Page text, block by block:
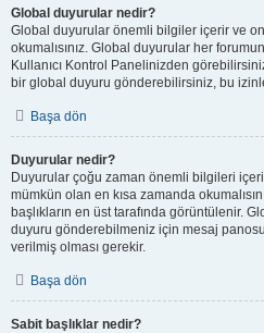
Global duyurular nedir?
Global duyurular önemli bilgiler içerir ve
okumalısınız. Global duyurular her
Kullanıcı Kontrol Panelinizden
bir global duyuru gönderebilirsiniz, bu
Başa dön
Duyurular nedir?
Duyurular çoğu zaman önemli bilgileri
mümkün olan en kısa zamanda
başlıkların en üst tarafında görüntülenir.
duyuru gönderebilmeniz için mesaj
verilmiş olması gerekir.
Başa dön
Sabit başlıklar nedir?